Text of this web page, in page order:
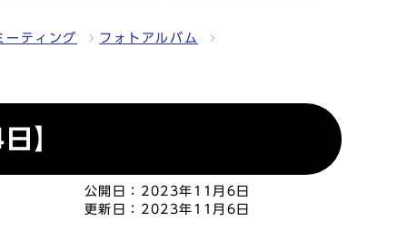
ーティング フォトアルバム
】
公開日： 2023年11月6日
更新日： 2023年11月6日